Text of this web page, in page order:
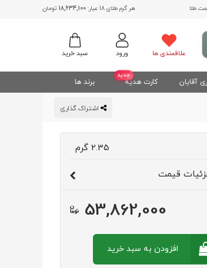
طلا هر گرم طلای 18 عیار: 18,634,100 تومان
سبد خرید ورود علاقمندی ها
آقایان
جدید
کارت هدیه برند ها
2.35 گرم
قیمت
53,862,000
افزودن به سبدخرید